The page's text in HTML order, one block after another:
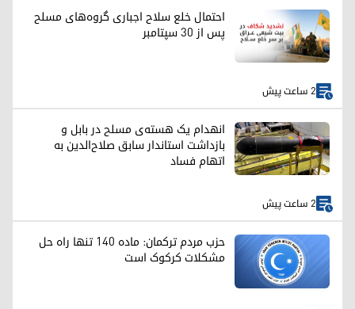
احتمال خلع سلاح اجباری گروه‌های مسلح
پس از ۳۰ سپتامبر
2 ساعت پیش
انهدام یک هسته‌ی مسلح در بابل و
بازداشت استاندار سابق صلاح‌الدین به
اتهام فساد
2 ساعت پیش
حزب مردم ترکمان: ماده ۱۴۰ تنها راه حل
مشکلات کرکوک است